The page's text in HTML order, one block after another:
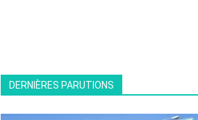
DERNIÈRES PARUTIONS